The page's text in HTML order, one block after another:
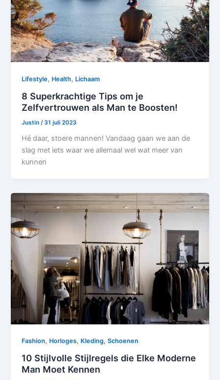
Lifestyle, Health, Lichaam
8 Superkrachtige Tips om je
Zelfvertrouwen als Man te Boosten!
Justin /31 juli 2023
Hé daar, stoere mannen! Vandaag gaan we aan de
slag met iets waar we allemaal wel wat meer van
kunnen
Fashion, Horloges, Kleding,Schoenen
10 Stijlvolle Stijlregels die Elke Moderne
Man Moet Kennen